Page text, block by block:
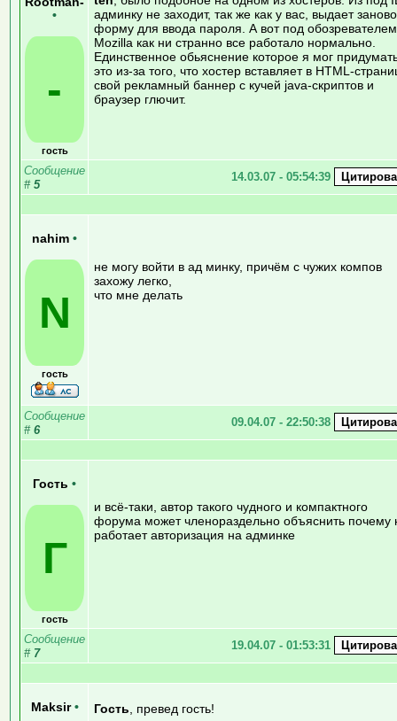
•
-
гость
админку не заходит, так же как у вас, выдает заново
форму для ввода пароля. А вот под обозревателем
Mozilla как ни странно все работало нормально.
Единственное обьяснение которое я мог
это из-за того, что хостер вставляет в HTML-
свой рекламный баннер с кучей java-скриптов и
браузер глючит.
Сообщение
# 5
14.03.07 - 05:54:39
nahim •
N
гость
не могу войти в ад минку, причём с чужих компов
захожу легко,
что мне делать
Сообщение
# 6
09.04.07 - 22:50:38
Гость •
Г
гость
и всё-таки, автор такого чудного и компактного
форума может членораздельно объяснить почему
работает авторизация на админке
Сообщение
# 7
19.04.07 - 01:53:31
Maksir • Гость , превед гость!